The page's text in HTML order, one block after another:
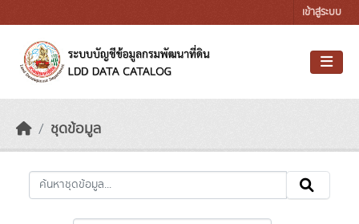
เข้าสู่ระบบ
ชุดข้อมูล